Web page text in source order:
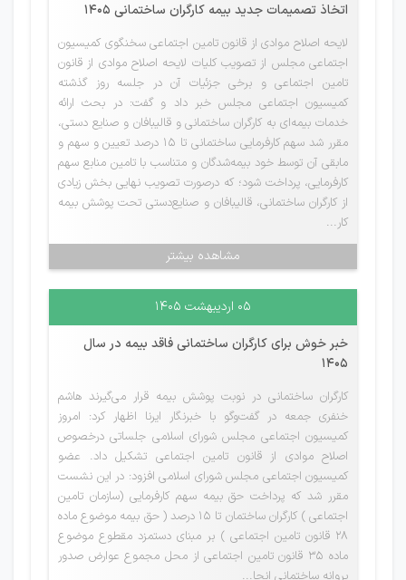
اتخاذ تصمیمات جدید بیمه کارگران ساختمانی 1405
لایحه اصلاح موادی از قانون تامین اجتماعی سخنگوی کمیسیون
اجتماعی مجلس از تصویب کلیات لایحه اصلاح موادی از قانون
تامین اجتماعی و برخی جزئیات آن در جلسه روز گذشته
کمیسیون اجتماعی مجلس خبر داد و گفت: در بحث ارائه
خدمات بیمه‌ای به کارگران ساختمانی و قالیبافان و صنایع دستی،
مقرر شد سهم کارفرمایی ساختمانی تا ۱۵ درصد تعیین و سهم و
مابقی آن توسط خود بیمه‌شدگان و متناسب با تامین منابع سهم
کارفرمایی، پرداخت شود؛ که درصورت تصویب نهایی بخش زیادی
از کارگران ساختمانی، قالیبافان و صنایع‌دستی تحت پوشش بیمه
کار...
مشاهده بیشتر
۰۵ اردیبهشت ۱۴۰۵
خبر خوش برای کارگران ساختمانی فاقد بیمه در سال
1405
کارگران ساختمانی در نوبت پوشش بیمه قرار می‌گیرند هاشم
خنفری جمعه در گفت‌وگو با خبرنگار ایرنا اظهار کرد: امروز
کمیسیون اجتماعی مجلس شورای اسلامی جلساتی درخصوص
اصلاح موادی از قانون تامین اجتماعی تشکیل داد. عضو
کمیسیون اجتماعی مجلس شورای اسلامی افزود: در این نشست
مقرر شد که پرداخت حق بیمه سهم کارفرمایی (سازمان تامین
اجتماعی ) کارگران ساختمان تا ۱۵ درصد ( حق بیمه موضوع ماده
۲۸ قانون تامین اجتماعی ) بر مبنای دستمزد مقطوع موضوع
ماده ۳۵ قانون تامین اجتماعی از محل مجموع عوارض صدور
پروانه ساختمانی انجا...